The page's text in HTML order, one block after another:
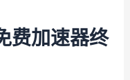
费加速器终